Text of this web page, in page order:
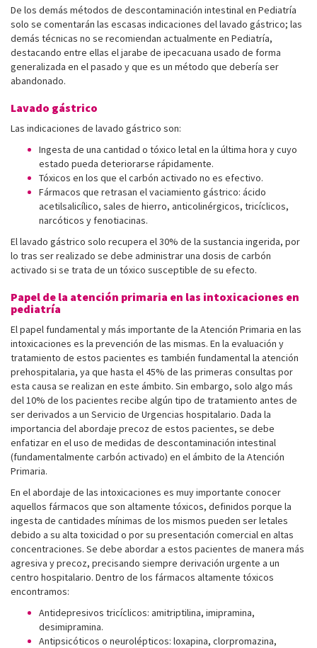
De los demás métodos de descontaminación intestinal en Pediatría
solo se comentarán las escasas indicaciones del lavado gástrico; las
demás técnicas no se recomiendan actualmente en Pediatría,
destacando entre ellas el jarabe de ipecacuana usado de forma
generalizada en el pasado y que es un método que debería ser
abandonado.
Lavado gástrico
Las indicaciones de lavado gástrico son:
Ingesta de una cantidad o tóxico letal en la última hora y cuyo
estado pueda deteriorarse rápidamente.
Tóxicos en los que el carbón activado no es efectivo.
Fármacos que retrasan el vaciamiento gástrico: ácido
acetilsalicílico, sales de hierro, anticolinérgicos, tricíclicos,
narcóticos y fenotiacinas.
El lavado gástrico solo recupera el 30% de la sustancia ingerida, por
lo tras ser realizado se debe administrar una dosis de carbón
activado si se trata de un tóxico susceptible de su efecto.
Papel de la atención primaria en las intoxicaciones en
pediatría
El papel fundamental y más importante de la Atención Primaria en las
intoxicaciones es la prevención de las mismas. En la evaluación y
tratamiento de estos pacientes es también fundamental la atención
prehospitalaria, ya que hasta el 45% de las primeras consultas por
esta causa se realizan en este ámbito. Sin embargo, solo algo más
del 10% de los pacientes recibe algún tipo de tratamiento antes de
ser derivados a un Servicio de Urgencias hospitalario. Dada la
importancia del abordaje precoz de estos pacientes, se debe
enfatizar en el uso de medidas de descontaminación intestinal
(fundamentalmente carbón activado) en el ámbito de la Atención
Primaria.
En el abordaje de las intoxicaciones es muy importante conocer
aquellos fármacos que son altamente tóxicos, definidos porque la
ingesta de cantidades mínimas de los mismos pueden ser letales
debido a su alta toxicidad o por su presentación comercial en altas
concentraciones. Se debe abordar a estos pacientes de manera más
agresiva y precoz, precisando siempre derivación urgente a un
centro hospitalario. Dentro de los fármacos altamente tóxicos
encontramos:
Antidepresivos tricíclicos: amitriptilina, imipramina,
desimipramina.
Antipsicóticos o neurolépticos: loxapina, clorpromazina,